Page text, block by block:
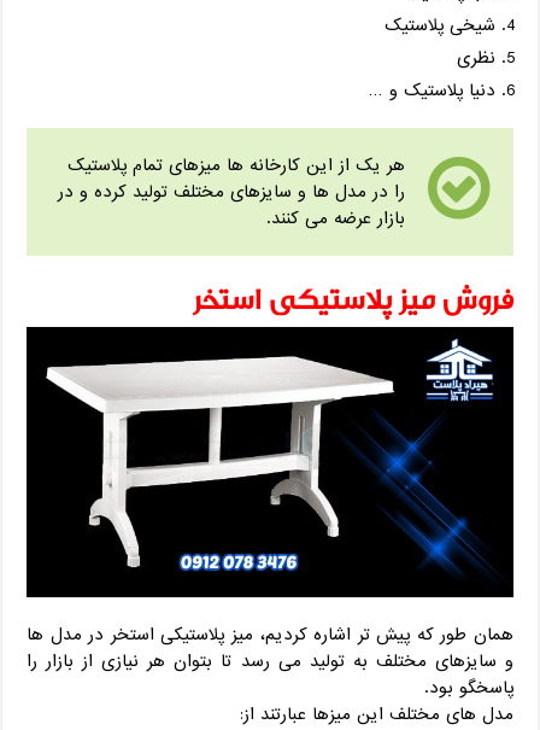
شیخی پلاستیک
نظری
دنیا پلاستیک و …
هر یک از این کارخانه ها میزهای تمام پلاستیک
را در مدل ها و سایزهای مختلف تولید کرده و در
بازار عرضه می کنند.
فروش میز پلاستیکی استخر
همان طور که پیش تر اشاره کردیم، میز پلاستیکی استخر در مدل ها
و سایزهای مختلف به تولید می رسد تا بتوان هر نیازی از بازار را
پاسخگو بود.
مدل های مختلف این میزها عبارتند از: